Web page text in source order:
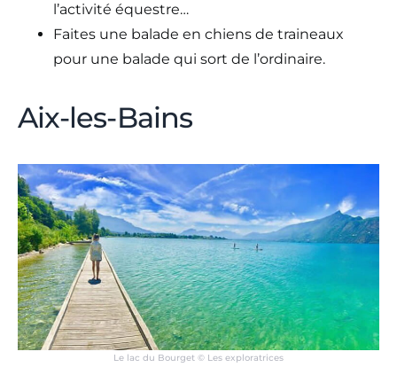
l’activité équestre…
Faites une balade en chiens de traineaux
pour une balade qui sort de l’ordinaire.
Aix-les-Bains
Le lac du Bourget © Les exploratrices